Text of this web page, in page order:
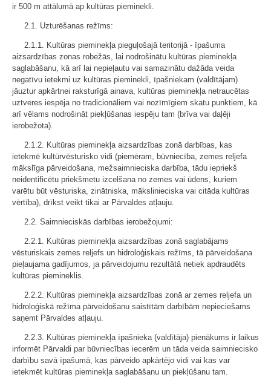
ir 500 m attālumā ap kultūras pieminekli.
2.1. Uzturēšanas režīms:
2.1.1. Kultūras pieminekļa pieguļošajā teritorijā - īpašuma
aizsardzības zonas robežās, lai nodrošinātu kultūras pieminekļa
saglabāšanu, kā arī lai nepieļautu vai samazinātu dažāda veida
negatīvu ietekmi uz kultūras pieminekli, īpašniekam (valdītājam)
jāuztur apkārtnei raksturīgā ainava, kultūras pieminekļa netraucētas
uztveres iespēja no tradicionāliem vai nozīmīgiem skatu punktiem, kā
arī vēlams nodrošināt piekļūšanas iespēju tam (brīva vai daļēji
ierobežota).
2.1.2. Kultūras pieminekļa aizsardzības zonā darbības, kas
ietekmē kultūrvēsturisko vidi (piemēram, būvniecība, zemes reljefa
mākslīga pārveidošana, mežsaimnieciska darbība, tādu iepriekš
neidentificētu priekšmetu izcelšana no zemes vai ūdens, kuriem
varētu būt vēsturiska, zinātniska, mākslinieciska vai citāda kultūras
vērtība), drīkst veikt tikai ar Pārvaldes atļauju.
2.2. Saimnieciskās darbības ierobežojumi:
2.2.1. Kultūras pieminekļa aizsardzības zonā saglabājams
vēsturiskais zemes reljefs un hidroloģiskais režīms, tā pārveidošana
pieļaujama gadījumos, ja pārveidojumu rezultātā netiek apdraudēts
kultūras piemineklis.
2.2.2. Kultūras pieminekļa aizsardzības zonā ar zemes reljefa un
hidroloģiskā režīma pārveidošanu saistītām darbībām nepieciešams
saņemt Pārvaldes atļauju.
2.2.3. Kultūras pieminekļa īpašnieka (valdītāja) pienākums ir laikus
informēt Pārvaldi par būvniecības iecerēm un tāda veida saimniecisko
darbību savā īpašumā, kas pārveido apkārtējo vidi vai kas var
ietekmēt kultūras pieminekļa saglabāšanu un piekļūšanu tam.